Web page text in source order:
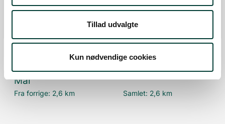
Tillad udvalgte
Kun nødvendige cookies
Ruten i detaljer
Samlet:0 km
Mål
Fra forrige: 2,6 km Samlet: 2,6 km